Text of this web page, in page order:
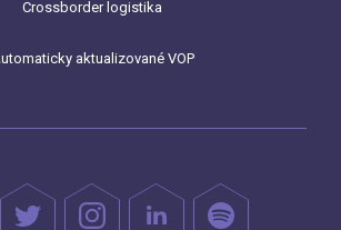
Crossborder logistika
aktualizované VOP